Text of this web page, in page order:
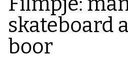
skateboard
boor